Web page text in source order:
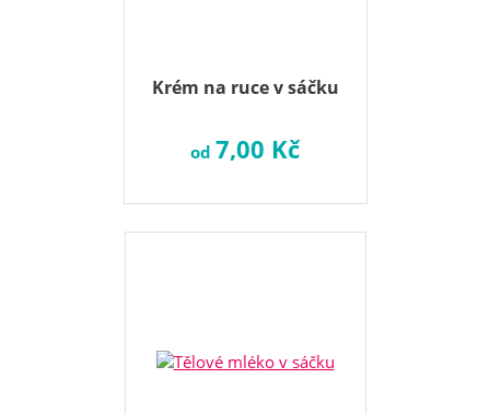
Krém na ruce v sáčku
od 7,00 Kč